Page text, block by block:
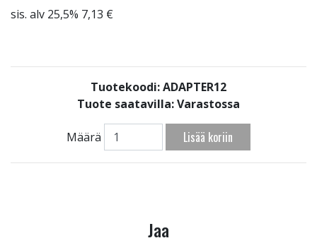
sis. alv 25,5% 7,13 €
Tuotekoodi: ADAPTER12
Tuote saatavilla:Varastossa
Määrä Lisää koriin
Jaa